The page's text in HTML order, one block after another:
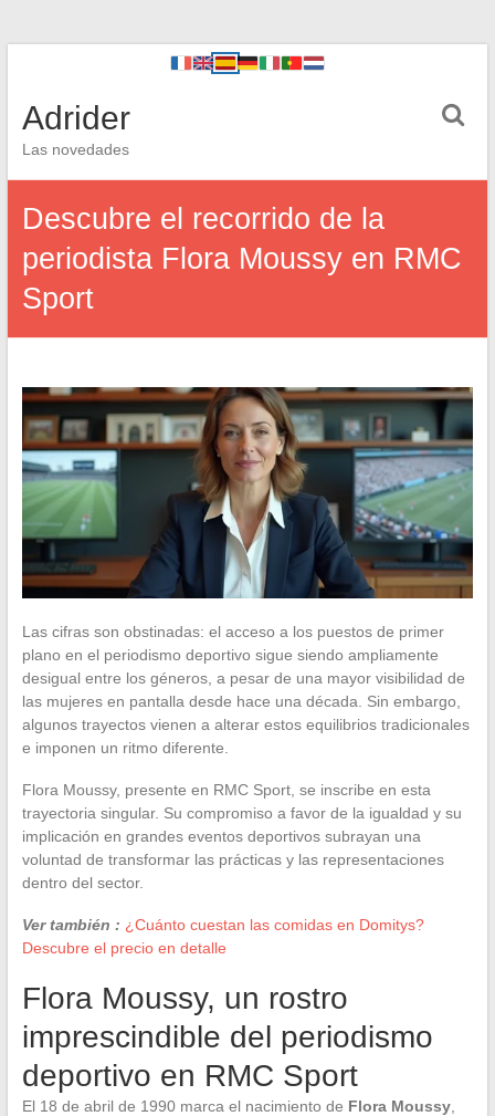
Adrider
Las novedades
Descubre el recorrido de la
periodista Flora Moussy en RMC
Sport
Las cifras son obstinadas: el acceso a los puestos de primer
plano en el periodismo deportivo sigue siendo ampliamente
desigual entre los géneros, a pesar de una mayor visibilidad de
las mujeres en pantalla desde hace una década. Sin embargo,
algunos trayectos vienen a alterar estos equilibrios tradicionales
e imponen un ritmo diferente.
Flora Moussy, presente en RMC Sport, se inscribe en esta
trayectoria singular. Su compromiso a favor de la igualdad y su
implicación en grandes eventos deportivos subrayan una
voluntad de transformar las prácticas y las representaciones
dentro del sector.
Ver también : ¿Cuánto cuestan las comidas en Domitys?
Descubre el precio en detalle
Flora Moussy, un rostro
imprescindible del periodismo
deportivo en RMC Sport
El 18 de abril de 1990 marca el nacimiento de Flora Moussy,